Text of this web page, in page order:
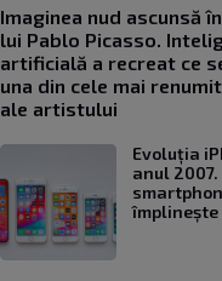
Imaginea nud ascunsă
lui Pablo Picasso.
artificială a recreat ce
una din cele mai
ale artistului
Evoluția
anul
împlinește